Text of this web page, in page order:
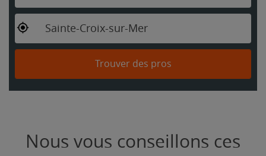
Sainte-Croix-sur-Mer
Trouver des pros
Nous vous conseillons ces